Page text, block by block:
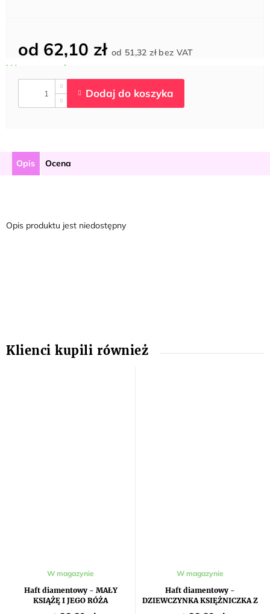
od 62,10 zł od 51,32 złbez VAT
Opis Ocena
Opis produktu jest niedostępny
Haft diamentowy - MAŁY
KSIĄŻĘ I JEGO RÓŻA
Średnia
ocena
produktu
wynosi
5,0
W magazynie
Haft diamentowy -
DZIEWCZYNKA KSIĘŻNICZKA Z
W magazynie